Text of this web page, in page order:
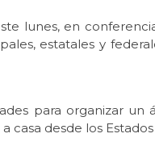
lunes, en
estatales y
para organizar un
casa desde los